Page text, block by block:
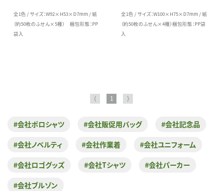
全1色 / サイズ：W92×H53×D7mm / 紙
（約50枚のふせん×5種） 梱包形態：PP
袋入
全1色 / サイズ：W100×H75×D7mm / 紙
（約50枚のふせん×4種）梱包形態：PP袋
入
⟨ 1 ⟩
#会社ポロシャツ #会社販促用バッグ #会社記念品
#会社ノベルティ #会社作業着 #会社ユニフォーム
#会社ロゴグッズ #会社Tシャツ #会社パーカー
#会社ブルゾン